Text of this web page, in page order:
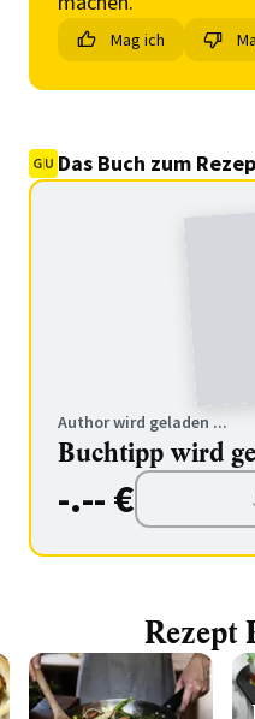
Mag ich
Das Buch zum
Author wird geladen ...
Buchtipp wird
-.-- €
Rezept